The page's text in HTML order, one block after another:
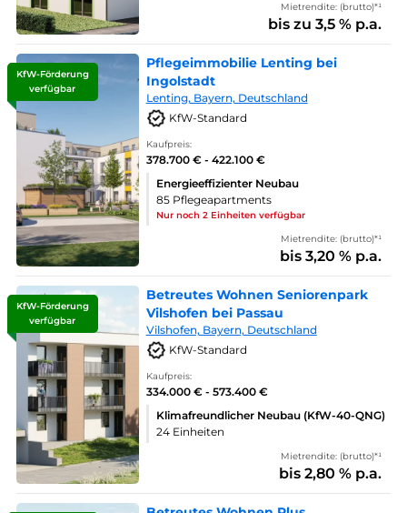
Mietrendite: (brutto)*¹
bis zu 3,5 % p.a.
KfW-Förderung
verfügbar
Pflegeimmobilie Lenting bei
Ingolstadt
Lenting, Bayern, Deutschland
KfW-Standard
Kaufpreis:
378.700 € - 422.100 €
Energieeffizienter Neubau
85 Pflegeapartments
Nur noch 2 Einheiten verfügbar
Mietrendite: (brutto)*¹
bis 3,20 % p.a.
KfW-Förderung
verfügbar
Betreutes Wohnen Seniorenpark
Vilshofen bei Passau
Vilshofen, Bayern, Deutschland
KfW-Standard
Kaufpreis:
334.000 € - 573.400 €
Klimafreundlicher Neubau (KfW-40-QNG)
24 Einheiten
Mietrendite: (brutto)*¹
bis 2,80 % p.a.